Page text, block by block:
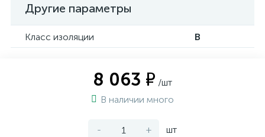
Другие параметры
Класс изоляции B
8 063 ₽ /шт
В наличии много
- + шт